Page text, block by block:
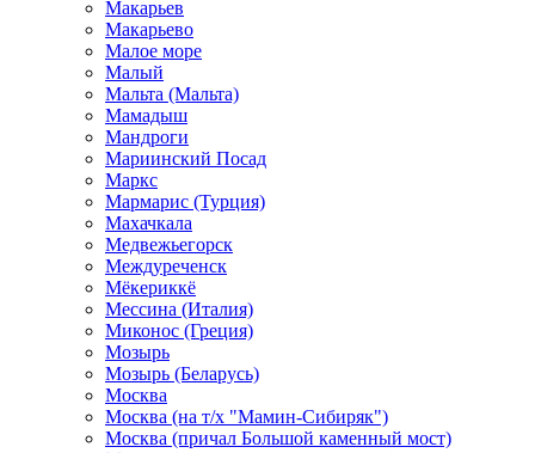
Макарьев
Макарьево
Малое море
Малый
Мальта (Мальта)
Мамадыш
Мандроги
Мариинский Посад
Маркс
Мармарис (Турция)
Махачкала
Медвежьегорск
Междуреченск
Мёкериккё
Мессина (Италия)
Миконос (Греция)
Мозырь
Мозырь (Беларусь)
Москва
Москва (на т/х "Мамин-Сибиряк")
Москва (причал Большой каменный мост)